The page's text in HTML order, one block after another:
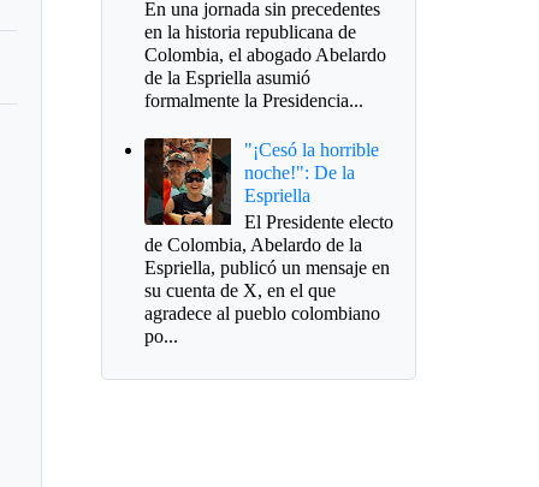
En una jornada sin precedentes
en la historia republicana de
Colombia, el abogado Abelardo
de la Espriella asumió
formalmente la Presidencia...
"¡Cesó la horrible
noche!": De la
Espriella
El Presidente electo
de Colombia, Abelardo de la
Espriella, publicó un mensaje en
su cuenta de X, en el que
agradece al pueblo colombiano
po...